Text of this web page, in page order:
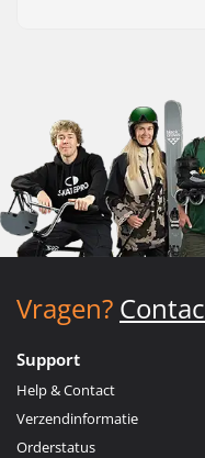
Vragen?
Support
Help & Contact
Verzendinformatie
Orderstatus